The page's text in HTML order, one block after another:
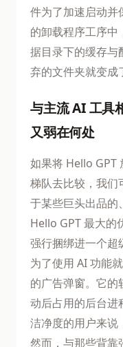
件为了加速启动并
的卸载程序工序中
据目录下的缓存与
弃的文件夹就变成
与主流 AI 工具
又弱在何处
如果将 Hello GPT
梯队去比较，我们
于某些巨头出品的
Hello GPT 最大的
强行捆绑进一个超
为了使用 AI 功能
的广告弹窗。它的
动后占用的后台进
洁净度的用户来说
然而，与那些背靠